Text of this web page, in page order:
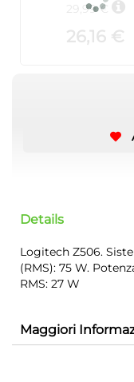
29,99 €
26,16 €
Details
Logitech Z506.
(RMS): 75 W.
RMS: 27 W
Maggiori